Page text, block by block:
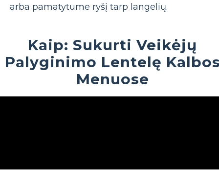
arba pamatytume ryšį tarp langelių.
Kaip: Sukurti Veikėjų
Palyginimo Lentelę
Menuose